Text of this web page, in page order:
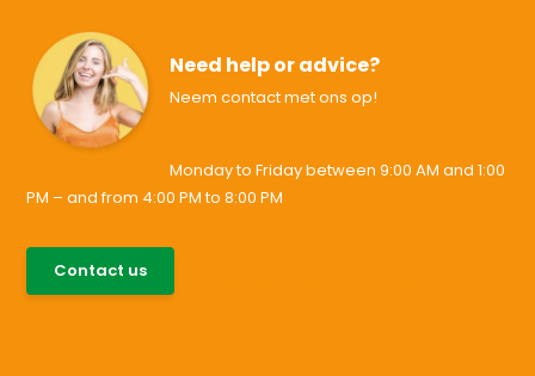
Need help or advice?
Neem contact met ons op!
Monday to Friday between 9:00 AM and 1:00
PM – and from 4:00 PM to 8:00 PM
Contact us